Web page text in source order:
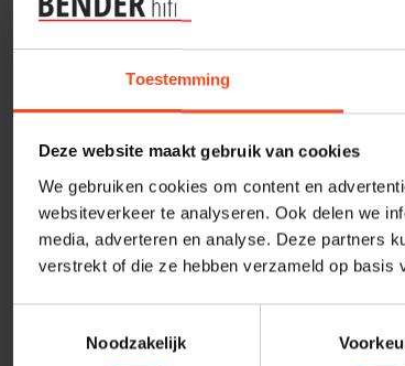
Toestemming
Deze website maakt gebruik van cookies
We gebruiken cookies om content en
websiteverkeer te analyseren. Ook delen we
media, adverteren en analyse. Deze partners
verstrekt of die ze hebben verzameld op basis
Noodzakelijk
KEF Ci160.2C S
€249,00 Niet op